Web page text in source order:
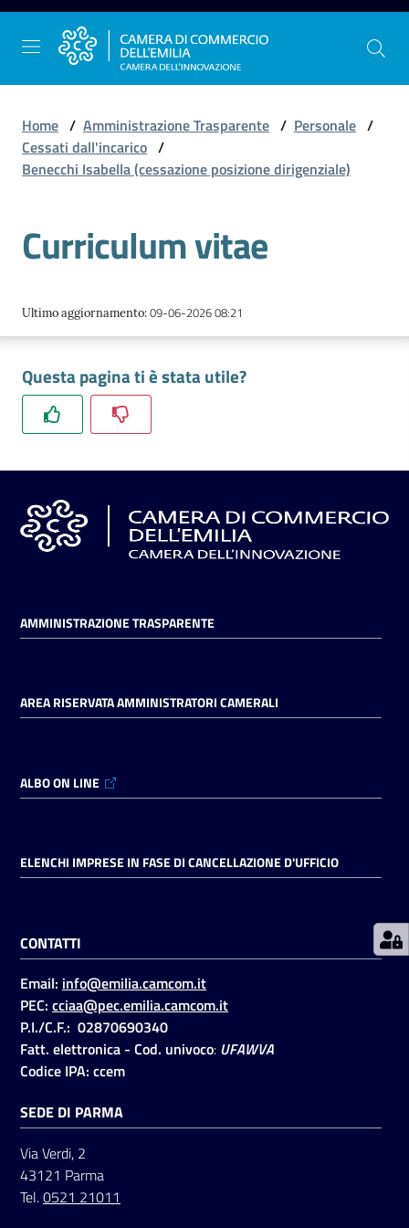
Vai al contenuto
Vai alla navigazione
Vai al footer
dell'Emilia
Gestire
l'impresa
Promuovere
l'impresa
e
Tutelare
il
Consumatore
L'impresa
Prenotazioni
Pagamenti
Accedi
Registrati
Home / Amministrazione Trasparente / Personale /
Cessati dall'incarico /
Benecchi Isabella (cessazione posizione dirigenziale)
Curriculum vitae
Ultimo aggiornamento:09-06-2026 08:21
Questa pagina ti è stata utile?
AMMINISTRAZIONE TRASPARENTE
AREA RISERVATA AMMINISTRATORI CAMERALI
ALBO ON LINE
ELENCHI IMPRESE IN FASE DI CANCELLAZIONE D'UFFICIO
CONTATTI
Email: info@emilia.camcom.it
PEC: cciaa@pec.emilia.camcom.it
P.I./C.F.: 02870690340
Fatt. elettronica - Cod. univoco: UFAWVA
Codice IPA: ccem
SEDE DI PARMA
Via Verdi, 2
43121 Parma
Tel.0521 21011